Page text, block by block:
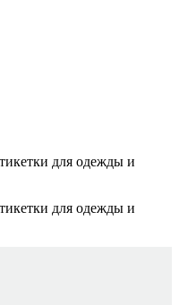
для одежды и
для одежды и